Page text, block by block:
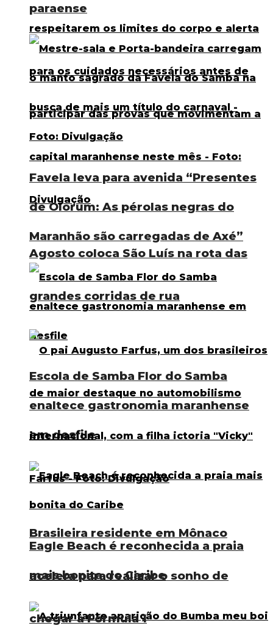
paraense
Favela leva para avenida “Presentes
de Olorum: As pérolas negras do
Maranhão são carregadas de Axé”
Escola de Samba Flor do Samba
enaltece gastronomia maranhense
em desfile
Eagle Beach é reconhecida a praia
mais bonita do Caribe
Agosto coloca São Luís na rota das
grandes corridas de rua
Brasileira residente em Mônaco
acelera para realizar o sonho de
chegar à Fórmula 1